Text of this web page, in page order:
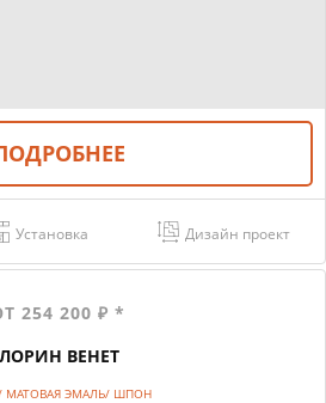
Установка Дизайн проект
254 200 ₽ *
ЛОРИН ВЕНЕТ
МАТОВАЯ ЭМАЛЬ/ ШПОН